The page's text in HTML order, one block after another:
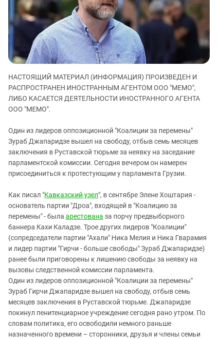
ЗАСТАВЛЯЕТ
КАВКАЗ ЗА ПАЛЕСТИНУ
ИНАКОМЫСЛИЕ В ЧЕЧНЕ
ПРЕСЛЕДОВАНИЕ АКТИВИСТОВ
МОБИЛИЗАЦИЯ И ПРОТЕСТЫ
Дагестан
Ингушетия
Кабардино-Балкария
Калмыкия
Краснодарский край
Нагорный Карабах
Российская Федерация
Ростовская область
Северная Осетия - Алания
Ставропольский край
Южная Осетия
Южный Кавказ
ЮФО
НАСТОЯЩИЙ МАТЕРИАЛ (ИНФОРМАЦИЯ) ПРОИЗВЕДЕН И
РАСПРОСТРАНЕН ИНОСТРАННЫМ АГЕНТОМ ООО "МЕМО",
ЛИБО КАСАЕТСЯ ДЕЯТЕЛЬНОСТИ ИНОСТРАННОГО АГЕНТА
ООО "МЕМО".
Один из лидеров оппозиционной "Коалиции за перемены"
Зураб Джапаридзе вышел на свободу, отбыв семь месяцев
заключения в Руставской тюрьме за неявку на заседание
парламентской комиссии. Сегодня вечером он намерен
присоединиться к протестующим у парламента Грузии.
Как писал "Кавказский узел", в сентябре Элене Хоштария -
основатель партии "Дроа", входящей в "Коалицию за
перемены" - была арестована за порчу предвыборного
баннера Кахи Каладзе. Трое других лидеров "Коалиции"
(сопредседатели партии "Ахали" Ника Мелия и Ника Гварамия
и лидер партии "Гирчи - больше свободы" Зураб Джапаридзе)
ранее были приговорены к лишению свободы за неявку на
вызовы следственной комиссии парламента.
Один из лидеров оппозиционной "Коалиции за перемены"
Зураб Гирчи Джапаридзе вышел на свободу, отбыв семь
месяцев заключения в Руставской тюрьме. Джапаридзе
покинул пенитенциарное учреждение сегодня рано утром. По
словам политика, его освободили немного раньше
назначенного времени – сторонники, друзья и члены семьи